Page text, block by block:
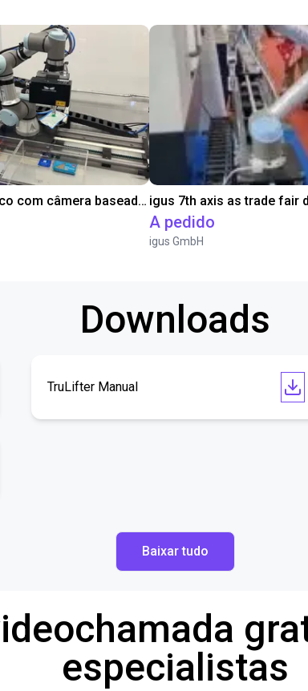
Braço robótico com câmera baseada em IA
A pedido
igus GmbH
Downloads
TruLifter Manual
Baixar tudo
especialistas